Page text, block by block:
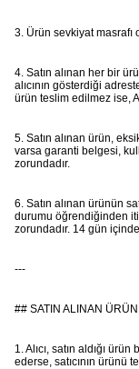
3. Ürün sevkiyat masrafı
4. Satın alınan her bir
alıcının gösterdiği
ürün teslim edilmez ise,
5. Satın alınan ürün,
varsa garanti belgesi,
zorundadır.
6. Satın alınan ürünün
durumu öğrendiğinden
zorundadır. 14 gün
---
## SATIN ALINAN
1. Alıcı, satın aldığı
ederse, satıcının ürünü